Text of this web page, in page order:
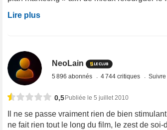
Lire plus
NeoLain
5 896 abonnés 4 744 critiques Suivre
0,5 Publiée le 5 juillet 2010
Il ne se passe vraiment rien de bien
ne fait rien tout le long du film, le zest de